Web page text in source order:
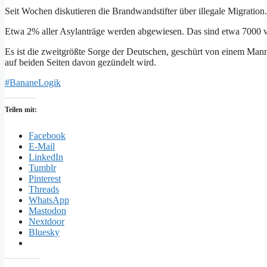
Seit Wochen diskutieren die Brandwandstifter über illegale Migration.
Etwa 2% aller Asylanträge werden abgewiesen. Das sind etwa 7000
Es ist die zweitgrößte Sorge der Deutschen, geschürt von einem
auf beiden Seiten davon gezündelt wird.
#BananeLogik
Teilen mit:
Facebook
E-Mail
LinkedIn
Tumblr
Pinterest
Threads
WhatsApp
Mastodon
Nextdoor
Bluesky